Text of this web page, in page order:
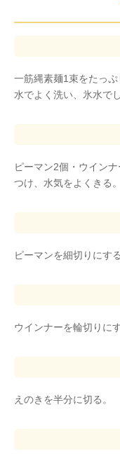
一筋縄素麺1束をたっ
水でよく洗い、氷水でし
ピーマン2個・ウイン
つけ、水気をよくきる。
ピーマンを細切りにする
ウインナーを輪切りにす
えのきを半分に切る。